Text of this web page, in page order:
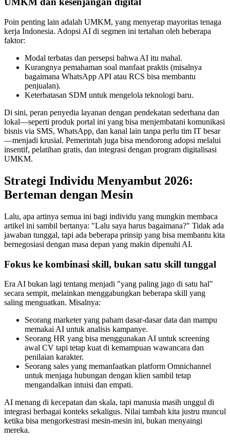
Poin penting lain adalah UMKM, yang menyerap mayoritas tenaga
kerja Indonesia. Adopsi AI di segmen ini tertahan oleh beberapa
faktor:
Modal terbatas dan persepsi bahwa AI itu mahal.
Kurangnya pemahaman soal manfaat praktis (misalnya
bagaimana WhatsApp API atau RCS bisa membantu
penjualan).
Keterbatasan SDM untuk mengelola teknologi baru.
Di sini, peran penyedia layanan dengan pendekatan sederhana dan
lokal—seperti produk portal ini yang bisa menjembatani komunikasi
bisnis via SMS, WhatsApp, dan kanal lain tanpa perlu tim IT besar
—menjadi krusial. Pemerintah juga bisa mendorong adopsi melalui
insentif, pelatihan gratis, dan integrasi dengan program digitalisasi
UMKM.
Strategi Individu Menyambut 2026:
Berteman dengan Mesin
Lalu, apa artinya semua ini bagi individu yang mungkin membaca
artikel ini sambil bertanya: "Lalu saya harus bagaimana?" Tidak ada
jawaban tunggal, tapi ada beberapa prinsip yang bisa membantu kita
bernegosiasi dengan masa depan yang makin dipenuhi AI.
Fokus ke kombinasi skill, bukan satu skill tunggal
Era AI bukan lagi tentang menjadi "yang paling jago di satu hal"
secara sempit, melainkan menggabungkan beberapa skill yang
saling menguatkan. Misalnya:
Seorang marketer yang paham dasar-dasar data dan mampu
memakai AI untuk analisis kampanye.
Seorang HR yang bisa menggunakan AI untuk screening
awal CV tapi tetap kuat di kemampuan wawancara dan
penilaian karakter.
Seorang sales yang memanfaatkan platform Omnichannel
untuk menjaga hubungan dengan klien sambil tetap
mengandalkan intuisi dan empati.
AI menang di kecepatan dan skala, tapi manusia masih unggul di
integrasi berbagai konteks sekaligus. Nilai tambah kita justru muncul
ketika bisa mengorkestrasi mesin-mesin ini, bukan menyaingi
mereka.